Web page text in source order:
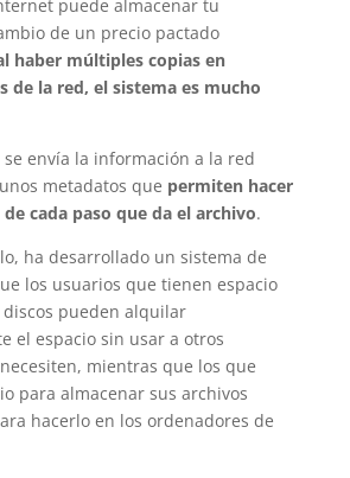
puede almacenar tu
de un precio pactado
haber múltiples copias en
de la red, el sistema es mucho
se envía la información a la red
metadatos que permiten hacer
cada paso que da el archivo.
ha desarrollado un sistema de
los usuarios que tienen espacio
pueden alquilar
el espacio sin usar a otros
mientras que los que
para almacenar sus archivos
hacerlo en los ordenadores de